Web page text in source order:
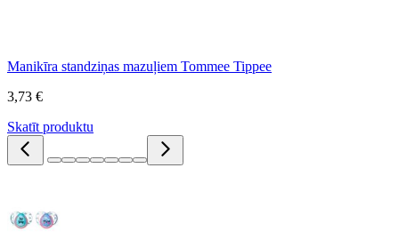
Manikīra standziņas mazuļiem Tommee Tippee
3,73 €
Skatīt produktu